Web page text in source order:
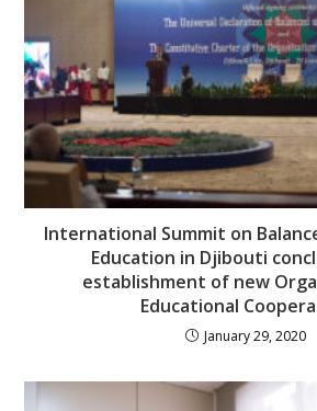
International Summit on
Education in Djibouti
establishment of new
Educational
January 29, 2020